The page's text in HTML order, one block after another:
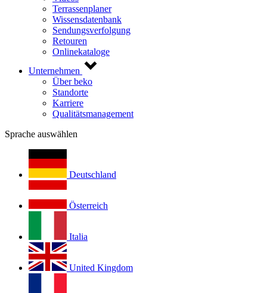
Terrassenplaner
Wissensdatenbank
Sendungsverfolgung
Retouren
Onlinekataloge
Unternehmen
Über beko
Standorte
Karriere
Qualitätsmanagement
Sprache auswählen
Deutschland
Österreich
Italia
United Kingdom